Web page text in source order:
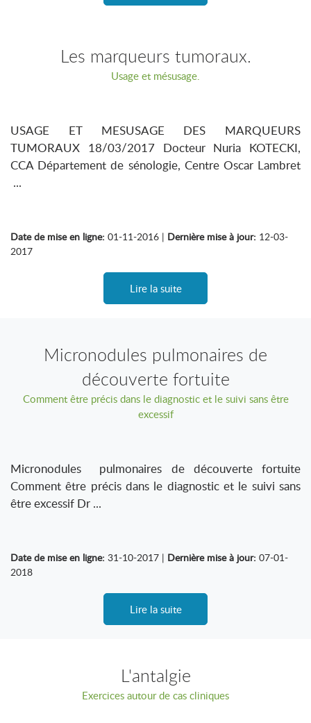
Les marqueurs tumoraux.
Usage et mésusage.
USAGE ET MESUSAGE DES MARQUEURS
TUMORAUX 18/03/2017 Docteur Nuria KOTECKI,
CCA Département de sénologie, Centre Oscar Lambret
...
Date de mise en ligne: 01-11-2016 | Dernière mise à jour: 12-03-
2017
Lire la suite
Micronodules pulmonaires de
découverte fortuite
Comment être précis dans le diagnostic et le suivi sans être
excessif
Micronodules pulmonaires de découverte fortuite
Comment être précis dans le diagnostic et le suivi sans
être excessif Dr ...
Date de mise en ligne: 31-10-2017 | Dernière mise à jour: 07-01-
2018
Lire la suite
L'antalgie
Exercices autour de cas cliniques